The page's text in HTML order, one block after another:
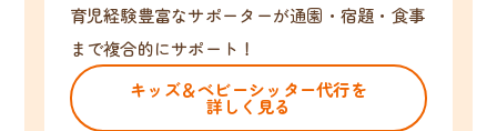
育児経験豊富なサポーターが通園・宿題・食事
まで複合的にサポート！
キッズ＆ベビーシッター代行を
詳しく見る